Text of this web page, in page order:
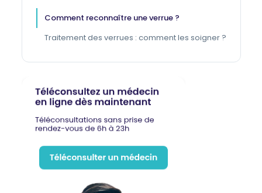
Comment reconnaître une verrue ?
Traitement des verrues : comment les soigner ?